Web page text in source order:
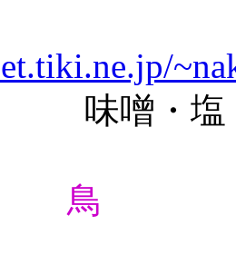
塩・
鳥